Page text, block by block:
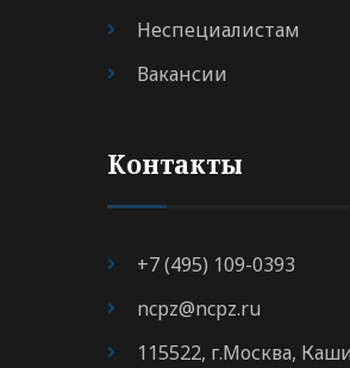
Неспециалистам
Вакансии
Контакты
+7 (495) 109-0393
ncpz@ncpz.ru
115522, г.Москва,